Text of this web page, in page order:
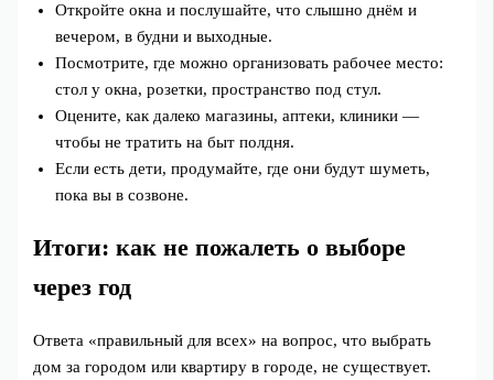
Откройте окна и послушайте, что слышно днём и
вечером, в будни и выходные.
Посмотрите, где можно организовать рабочее место:
стол у окна, розетки, пространство под стул.
Оцените, как далеко магазины, аптеки, клиники —
чтобы не тратить на быт полдня.
Если есть дети, продумайте, где они будут шуметь,
пока вы в созвоне.
Итоги: как не пожалеть о выборе
через год
Ответа «правильный для всех» на вопрос, что выбрать
дом за городом или квартиру в городе, не существует.